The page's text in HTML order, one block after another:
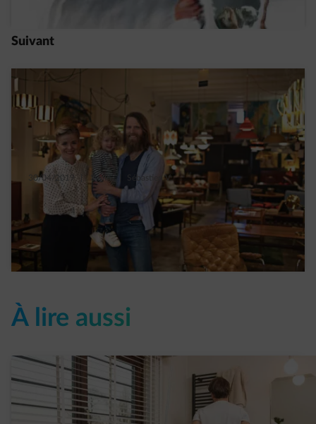
Suivant
30/04/2019 3 min. Sébastien V.
Comparez votre consommation électrique
moyenne à celle de votre voisin
Read more
À lire aussi